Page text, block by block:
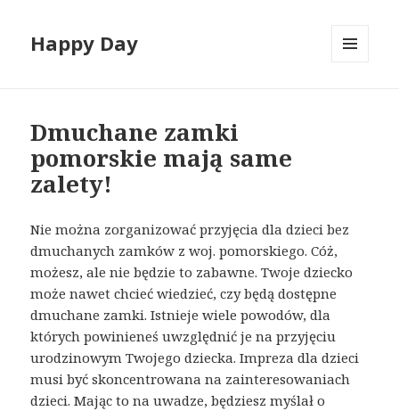
Happy Day
Dmuchane zamki
pomorskie mają same
zalety!
Nie można zorganizować przyjęcia dla dzieci bez
dmuchanych zamków z woj. pomorskiego. Cóż,
możesz, ale nie będzie to zabawne. Twoje dziecko
może nawet chcieć wiedzieć, czy będą dostępne
dmuchane zamki. Istnieje wiele powodów, dla
których powinieneś uwzględnić je na przyjęciu
urodzinowym Twojego dziecka. Impreza dla dzieci
musi być skoncentrowana na zainteresowaniach
dzieci. Mając to na uwadze, będziesz myślał o